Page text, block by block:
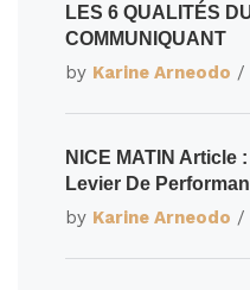
LES 6 QUALITÉS
COMMUNIQUANT
by Karine Arneodo /
NICE MATIN Article
Levier De
by Karine Arneodo /